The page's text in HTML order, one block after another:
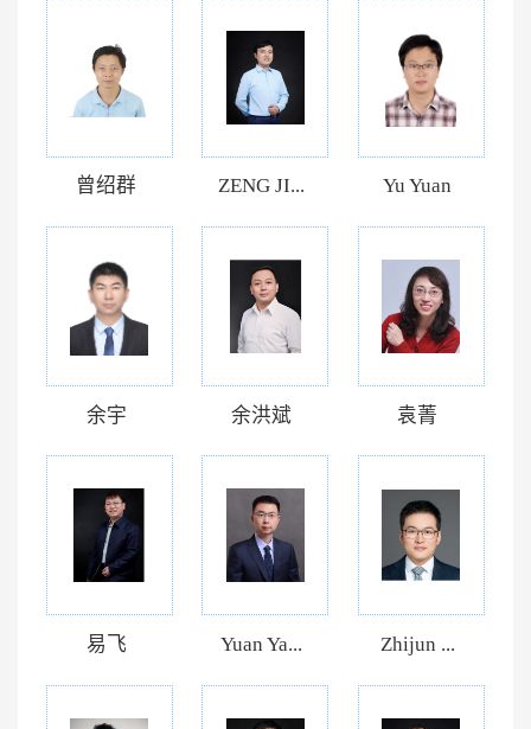
曾绍群 ZENG JI... Yu Yuan
余宇 余洪斌 袁菁
易飞 Yuan Ya... Zhijun ...